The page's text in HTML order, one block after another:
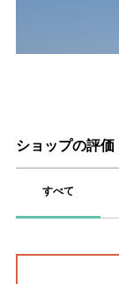
ショップの評価
すべて